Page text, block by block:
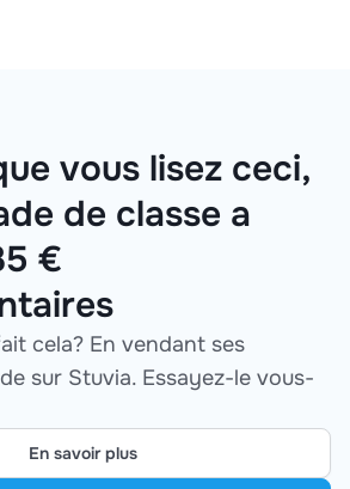
vous lisez ceci,
de classe a
€
cela? En vendant ses
sur Stuvia. Essayez-le vous-
En savoir plus